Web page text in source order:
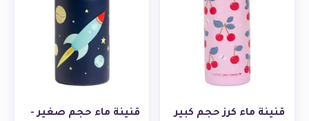
قنينة ماء كرز حجم كبير
قنينة ماء حجم صغير -